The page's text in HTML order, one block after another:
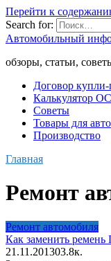
Перейти к
Search for:
Автомобильный
обзоры, статьи,
Договор
Калькулятор
Советы
Товары для авто
Производство
Главная
Ремонт
Ремонт автомобиля
Как заменить
21.11.201303.8к.